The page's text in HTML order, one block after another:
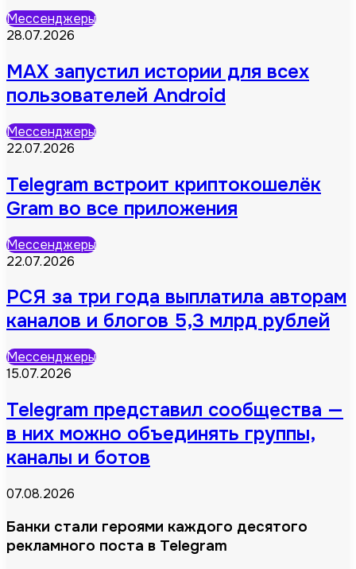
Мессенджеры
28.07.2026
MAX запустил истории для всех
пользователей Android
Мессенджеры
22.07.2026
Telegram встроит криптокошелёк
Gram во все приложения
Мессенджеры
22.07.2026
РСЯ за три года выплатила авторам
каналов и блогов 5,3 млрд рублей
Мессенджеры
15.07.2026
Telegram представил сообщества —
в них можно объединять группы,
каналы и ботов
07.08.2026
Банки стали героями каждого десятого
рекламного поста в Telegram